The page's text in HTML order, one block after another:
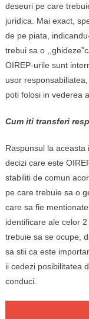
deseuri pe care
juridica. Mai exact,
de pe piata,
trebui sa o
OIREP-urile sunt
usor
poti folosi in vederea
Cum iti transferi
Raspunsul la
decizi care este
stabiliti de comun
pe care trebuie sa o
care sa fie
identificare ale celor
trebuie sa se ocupe,
sa stii ca este
ii cedezi posibilitatea
conduci.